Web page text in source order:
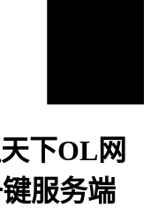
下OL网
服务端